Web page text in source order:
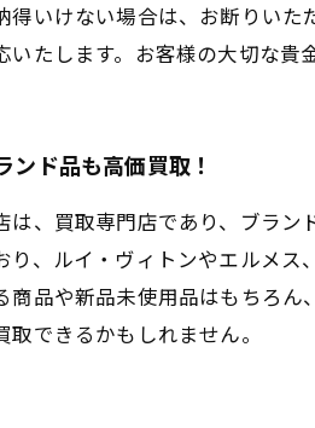
得いけない場合は、お断りい
いたします。お客様の大切な貴
ンド品も高価買取！
は、買取専門店であり、ブラ
り、ルイ・ヴィトンやエルメ
商品や新品未使用品はもちろ
取できるかもしれません。